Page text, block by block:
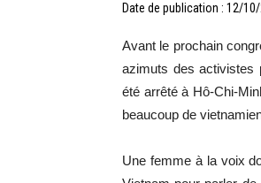
Date de publication : 12/
Avant le prochain
azimuts des activistes
été arrêté à Hô-Chi-
beaucoup de
Une femme à la voix